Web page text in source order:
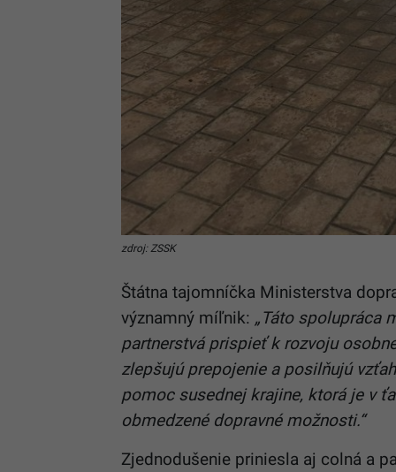
zdroj: ZSSK
Štátna tajomníčka Ministerstva
významný míľnik: „Táto spolupráca
partnerstvá prispieť k rozvoju
zlepšujú prepojenie a posilňujú
pomoc susednej krajine, ktorá je v
obmedzené dopravné možnosti.“
Zjednodušenie priniesla aj colná a